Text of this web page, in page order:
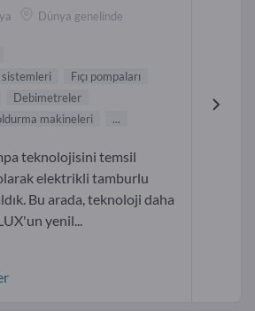
Dünya genelinde
sistemleri
Fıçı pompaları
Debimetreler
makineleri ...
teknolojisini temsil
olarak elektrikli tamburlu
Bu arada, teknoloji daha
yenil...